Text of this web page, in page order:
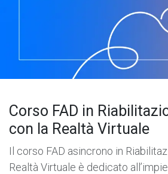
Corso FAD in
con la Realtà Virtuale
Il corso FAD asincrono in
Realtà Virtuale è dedicato